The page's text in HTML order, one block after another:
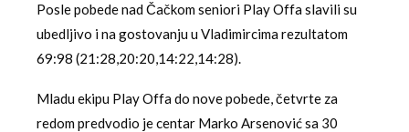
Posle pobede nad Čačkom seniori Play Offa slavili su
ubedljivo i na gostovanju u Vladimircima rezultatom
69:98 (21:28,20:20,14:22,14:28).
Mladu ekipu Play Offa do nove pobede, četvrte za
redom predvodio je centar Marko Arsenović sa 30